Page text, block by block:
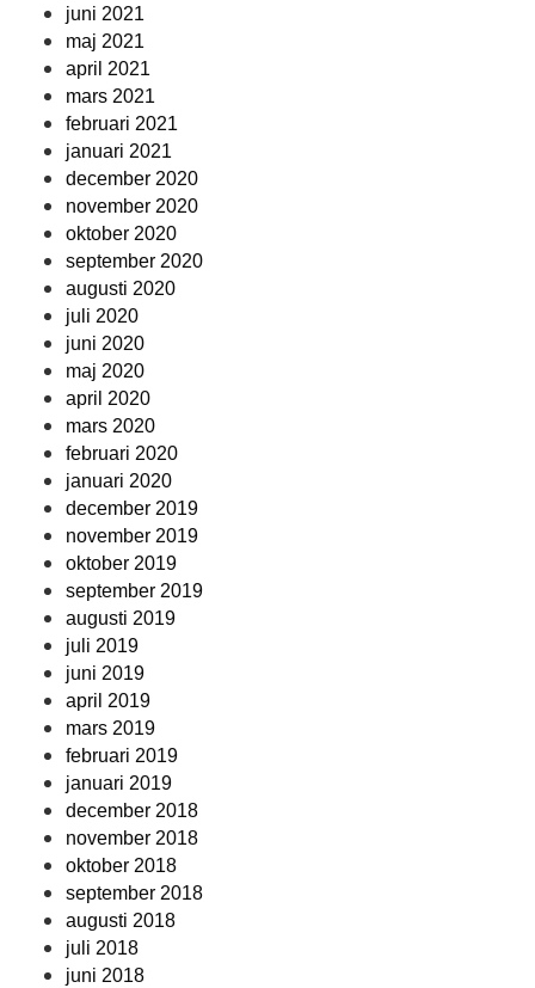
juni 2021
maj 2021
april 2021
mars 2021
februari 2021
januari 2021
december 2020
november 2020
oktober 2020
september 2020
augusti 2020
juli 2020
juni 2020
maj 2020
april 2020
mars 2020
februari 2020
januari 2020
december 2019
november 2019
oktober 2019
september 2019
augusti 2019
juli 2019
juni 2019
april 2019
mars 2019
februari 2019
januari 2019
december 2018
november 2018
oktober 2018
september 2018
augusti 2018
juli 2018
juni 2018